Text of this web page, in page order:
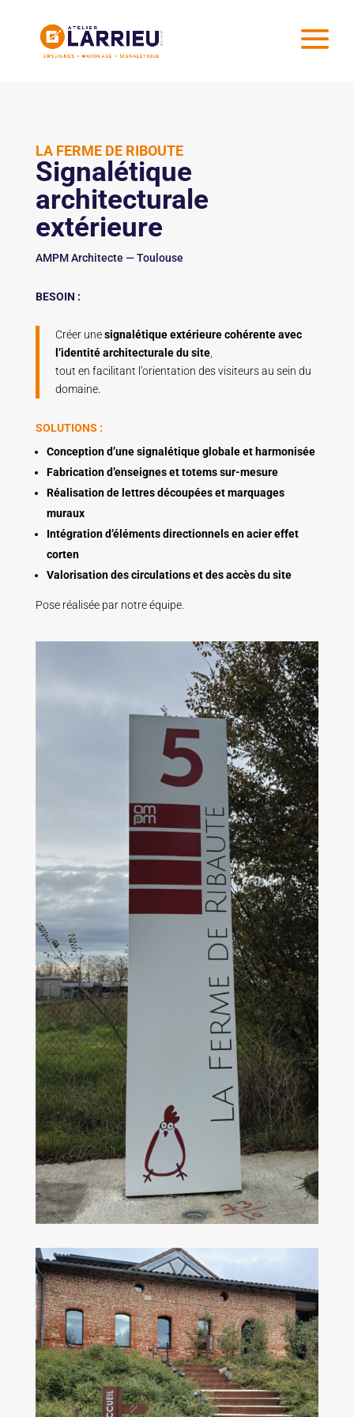
LA FERME DE RIBOUTE
Signalétique
architecturale
extérieure
AMPM Architecte — Toulouse
BESOIN :
Créer unesignalétique extérieure cohérente avec
l’identité architecturale du site,
tout en facilitant l’orientation des visiteurs au sein du
domaine.
SOLUTIONS :
Conception d’une signalétique globale et harmonisée
Fabrication d’enseignes et totems sur-mesure
Réalisation de lettres découpées et marquages
muraux
Intégration d’éléments directionnels en acier effet
corten
Valorisation des circulations et des accès du site
Pose réalisée par notre équipe.